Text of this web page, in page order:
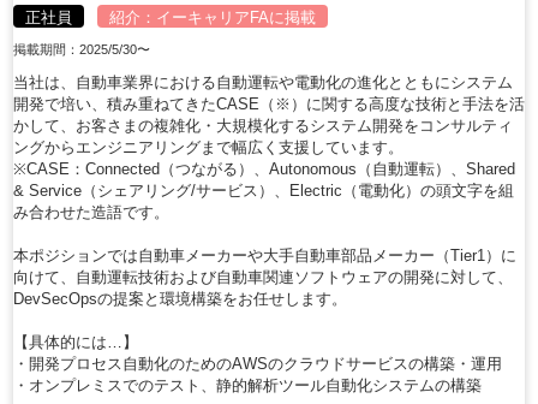
正社員 紹介： イーキャリアFAに掲載
掲載期間：2025/5/30〜
当社は、自動車業界における自動運転や電動化の進化とともにシステム
開発で培い、積み重ねてきたCASE（※）に関する高度な技術と手法を活
かして、お客さまの複雑化・大規模化するシステム開発をコンサルティ
ングからエンジニアリングまで幅広く支援しています。
※CASE：Connected（つながる）、Autonomous（自動運転）、Shared
& Service（シェアリング/サービス）、Electric（電動化）の頭文字を組
み合わせた造語です。
本ポジションでは自動車メーカーや大手自動車部品メーカー（Tier1）に
向けて、自動運転技術および自動車関連ソフトウェアの開発に対して、
DevSecOpsの提案と環境構築をお任せします。
【具体的には…】
・開発プロセス自動化のためのAWSのクラウドサービスの構築・運用
・オンプレミスでのテスト、静的解析ツール自動化システムの構築